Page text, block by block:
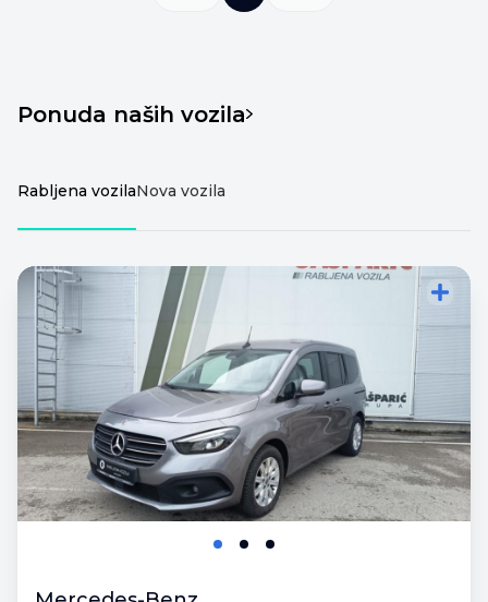
Ponuda naših vozila
Rabljena vozilaNova vozila
Dodajte vozilo za
usporedbu